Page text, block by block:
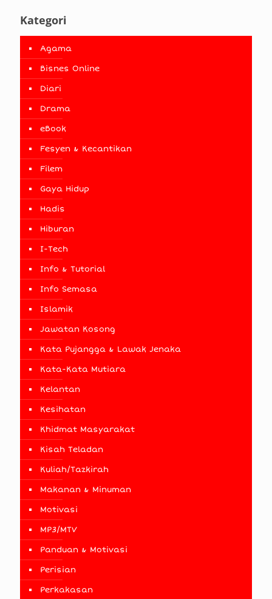
Kategori
Agama
Bisnes Online
Diari
Drama
eBook
Fesyen & Kecantikan
Filem
Gaya Hidup
Hadis
Hiburan
I-Tech
Info & Tutorial
Info Semasa
Islamik
Jawatan Kosong
Kata Pujangga & Lawak Jenaka
Kata-Kata Mutiara
Kelantan
Kesihatan
Khidmat Masyarakat
Kisah Teladan
Kuliah/Tazkirah
Makanan & Minuman
Motivasi
MP3/MTV
Panduan & Motivasi
Perisian
Perkakasan